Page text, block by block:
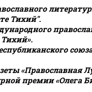
Тихий".
«Православная
премии «Олега